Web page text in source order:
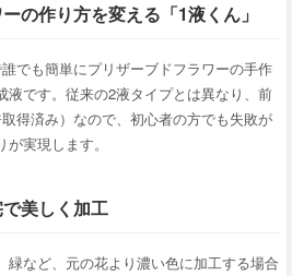
の作り方を変える「1液くん」
でも簡単にプリザーブドフラワーの手作
液です。従来の2液タイプとは異なり、前
得済み）なので、初心者の方でも失敗が
実現します。
美しく加工
緑など、元の花より濃い色に加工する場合